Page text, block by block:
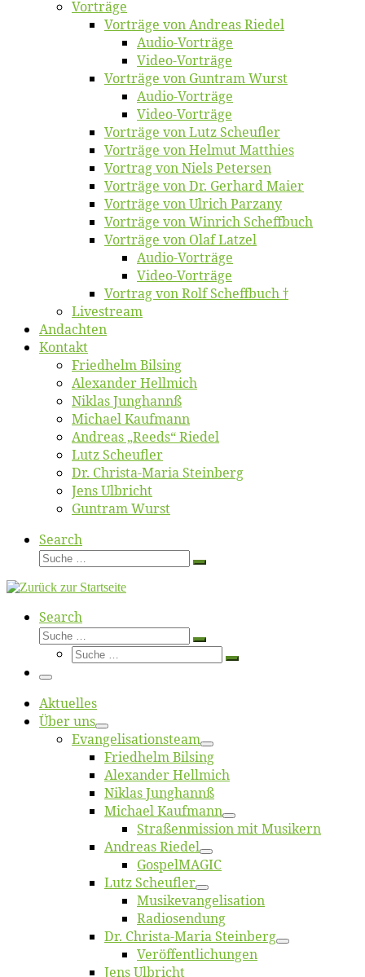
Vor­trä­ge
Vor­trä­ge von An­dre­as Riedel
Au­dio-Vor­trä­ge
Vi­deo-Vor­trä­ge
Vor­trä­ge von Gun­tram Wurst
Au­dio-Vor­trä­ge
Vi­deo-Vor­trä­ge
Vor­trä­ge von Lutz Scheufler
Vor­trä­ge von Hel­mut Matthies
Vor­trag von Niels Petersen
Vor­trä­ge von Dr. Ger­hard Maier
Vor­trä­ge von Ul­rich Parzany
Vor­trä­ge von Win­rich Scheffbuch
Vor­trä­ge von Olaf Latzel
Au­dio-Vor­trä­ge
Vi­deo-Vor­trä­ge
Vor­trag von Rolf Scheffbuch †
Live­stream
An­dach­ten
Kon­takt
Fried­helm Bilsing
Alex­an­der Hellmich
Ni­klas Junghannß
Mi­cha­el Kaufmann
An­dre­as „Reeds“ Riedel
Lutz Scheuf­ler
Dr. Chris­­ta-Ma­ria Steinberg
Jens Ulb­richt
Gun­tram Wurst
Search
Suche
Suche
Search
Suche
Suche
Suche
Suche
Menü
Ak­tu­el­les
Über uns
Evangelisa­tions­team
Fried­helm Bilsing
Alex­an­der Hellmich
Ni­klas Junghannß
Mi­cha­el Kaufmann
Straßenmis­sion mit Musikern
An­dre­as Riedel
Gos­pel­MA­GIC
Lutz Scheuf­ler
Musikevan­ge­li­sa­tion
Ra­dio­sen­dung
Dr. Chris­­ta-Ma­ria Steinberg
Ver­öf­fent­li­chun­gen
Jens Ulb­richt